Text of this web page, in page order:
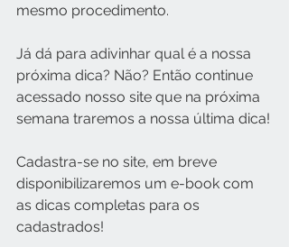
mesmo procedimento.
Já dá para adivinhar qual é a nossa
próxima dica? Não? Então continue
acessado nosso site que na próxima
semana traremos a nossa última dica!
Cadastra-se no site, em breve
disponibilizaremos um e-book com
as dicas completas para os
cadastrados!